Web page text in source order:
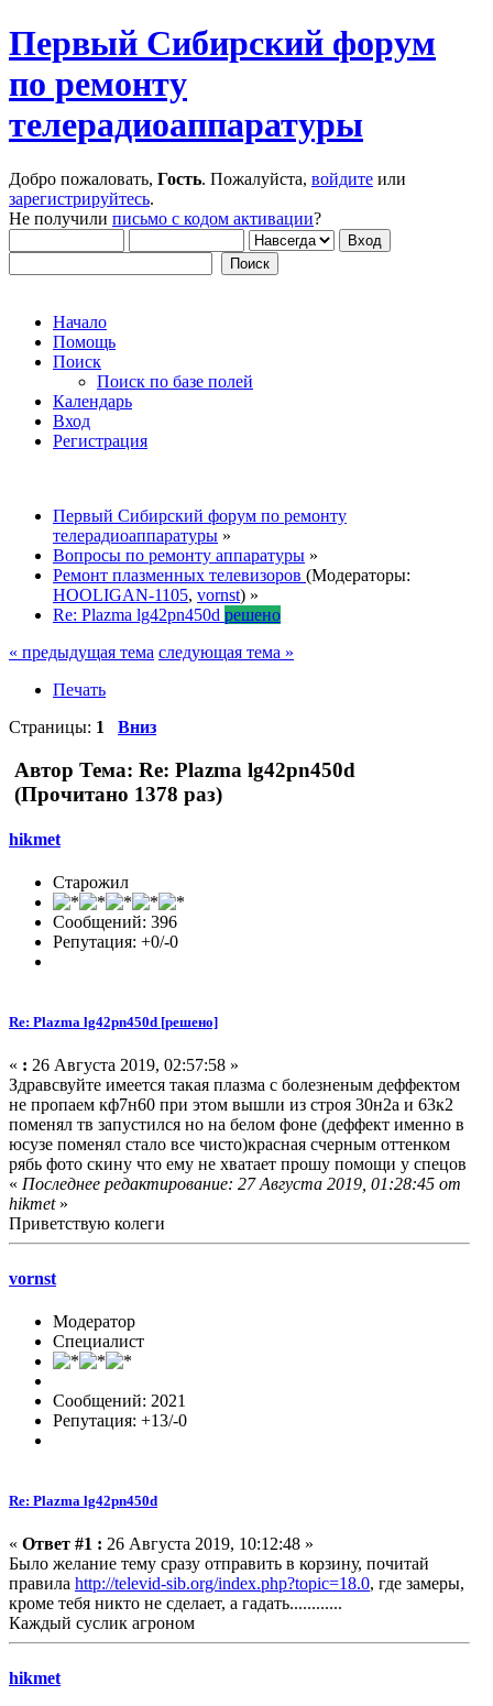
Первый Сибирский форум
по ремонту
телерадиоаппаратуры
Добро пожаловать, Гость. Пожалуйста, войдите или
зарегистрируйтесь.
Не получили письмо с кодом активации?
Начало
Помощь
Поиск
Поиск по базе полей
Календарь
Вход
Регистрация
Первый Сибирский форум по ремонту
телерадиоаппаратуры »
Вопросы по ремонту аппаратуры »
Ремонт плазменных телевизоров (Модераторы:
HOOLIGAN-1105, vornst) »
Re: Plazma lg42pn450d решено
« предыдущая тема следующая тема »
Печать
Страницы: 1 Вниз
Автор Тема: Re: Plazma lg42pn450d
(Прочитано 1378 раз)
hikmet
Старожил
Сообщений: 396
Репутация: +0/-0
Re: Plazma lg42pn450d [решено]
« : 26 Августа 2019, 02:57:58 »
Здравсвуйте имеется такая плазма с болезненым деффектом
не пропаем кф7н60 при этом вышли из строя 30н2а и 63к2
поменял тв запустился но на белом фоне (деффект именно в
юсузе поменял стало все чисто)красная счерным оттенком
рябь фото скину что ему не хватает прошу помощи у спецов
« Последнее редактирование: 27 Августа 2019, 01:28:45 от
hikmet»
Приветствую колеги
vornst
Модератор
Специалист
Сообщений: 2021
Репутация: +13/-0
Re: Plazma lg42pn450d
« Ответ #1 : 26 Августа 2019, 10:12:48 »
Было желание тему сразу отправить в корзину, почитай
правила http://televid-sib.org/index.php?topic=18.0, где замеры,
кроме тебя никто не сделает, а гадать............
Каждый суслик агроном
hikmet